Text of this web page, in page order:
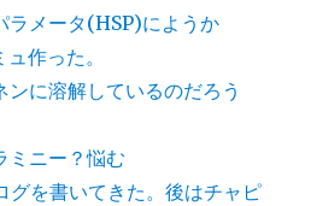
ラメータ(HSP)にようか
作った。
ンに溶解しているのだろう
ミニー？悩む
グを書いてきた。後はチャピ